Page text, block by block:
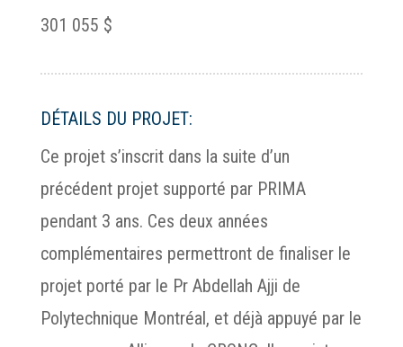
301 055 $
DÉTAILS DU PROJET:
Ce projet s’inscrit dans la suite d’un
précédent projet supporté par PRIMA
pendant 3 ans. Ces deux années
complémentaires permettront de finaliser le
projet porté par le Pr Abdellah Ajji de
Polytechnique Montréal, et déjà appuyé par le